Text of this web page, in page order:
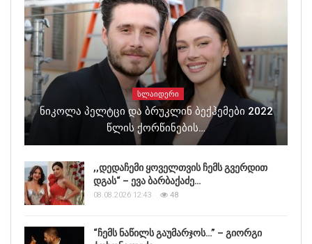
ᲡᲚᲐᲘᲓᲔᲠᲘ
Ნიკოლა Პელტცი Და Ბრუკლინ Ბექჰემები 2022
Წლის Ქორწინების…
,,დედაჩემი ყოველთვის ჩემს გვერდით
დგას“ – ევა ბარბაქაძე…
08.08.2026 12:43 48
“ჩემს ნაწილს გაუმარჯოს…” – გიორგი